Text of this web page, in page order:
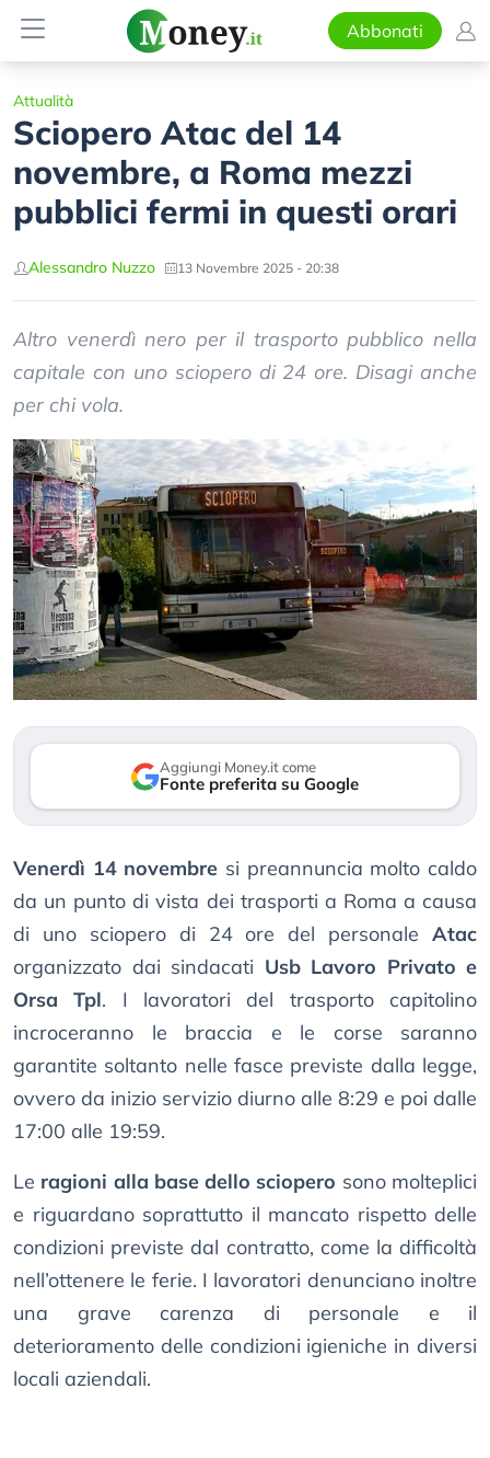
Abbonati
Attualità
Sciopero Atac del 14
novembre, a Roma mezzi
pubblici fermi in questi orari
Alessandro Nuzzo 13 Novembre 2025 - 20:38
Altro venerdì nero per il trasporto pubblico nella
capitale con uno sciopero di 24 ore. Disagi anche
per chi vola.
Aggiungi Money.it come
Fonte preferita su Google
Venerdì 14 novembre si preannuncia molto caldo
da un punto di vista dei trasporti a Roma a causa
di uno sciopero di 24 ore del personale Atac
organizzato dai sindacati Usb Lavoro Privato e
Orsa Tpl. I lavoratori del trasporto capitolino
incroceranno le braccia e le corse saranno
garantite soltanto nelle fasce previste dalla legge,
ovvero da inizio servizio diurno alle 8:29 e poi dalle
17:00 alle 19:59.
Le ragioni alla base dello sciopero sono molteplici
e riguardano soprattutto il mancato rispetto delle
condizioni previste dal contratto, come la difficoltà
nell’ottenere le ferie. I lavoratori denunciano inoltre
una grave carenza di personale e il
deterioramento delle condizioni igieniche in diversi
locali aziendali.